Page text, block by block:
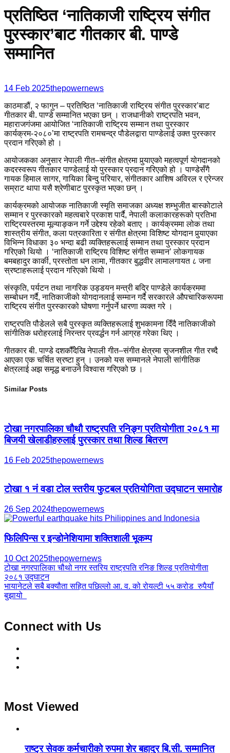
प्रतिष्ठित ‘नातिकाजी राष्ट्रिय संगीत
पुरस्कार’बाट गीतकार बी. पाण्डे
सम्मानित
14 Feb 2025thepowernews
काठमाडौं, २ फागुन – प्रतिष्ठित ‘नातिकाजी राष्ट्रिय संगीत पुरस्कार’बाट
गीतकार बी. पाण्डे सम्मानित भएका छन् । राजधानीको राष्ट्रपति भवन,
महाराजगंजमा आयोजित ‘नातिकाजी राष्ट्रिय सम्मान तथा पुरस्कार
कार्यक्रम-२०८०’मा राष्ट्रपति रामचन्द्र पौडेलद्वारा पाण्डेलाई उक्त पुरस्कार
प्रदान गरिएको हो ।
आयोजकका अनुसार नेपाली गीत–संगीत क्षेत्रमा पुर्‍याएको महत्वपूर्ण योगदानको
कदरस्वरूप गीतकार पाण्डेलाई यो पुरस्कार प्रदान गरिएको हो । पाण्डेसँगै
गायक हिमाल सागर, गायिका बिन्दु परियार, संगीतकार आशिष अविरल र एरेन्जर
सम्राट थापा यसै श्रेणीबाट पुरस्कृत भएका छन् ।
कार्यक्रमको आयोजक नातिकाजी स्मृति समाजका अध्यक्ष शम्भुजीत बास्कोटाले
सम्मान र पुरस्कारको महत्वबारे प्रकाश पार्दै, नेपाली कलाकारहरूको प्रतिभा
राष्ट्रियस्तरमा मूल्याङ्कन गर्ने उद्देश्य रहेको बताए । कार्यक्रममा लोक तथा
शास्त्रीय संगीत, कला पत्रकारिता र संगीत क्षेत्रमा विशिष्ट योगदान पुर्‍याएका
विभिन्न विधाका ३० भन्दा बढी व्यक्तिहरूलाई सम्मान तथा पुरस्कार प्रदान
गरिएको थियो । ‘नातिकाजी राष्ट्रिय विशिष्ट संगीत सम्मान’ लोकगायक
बमबहादुर कार्की, प्रस्तोता धन लामा, गीतकार बुद्धवीर लामालगायत ८ जना
स्रष्टाहरूलाई प्रदान गरिएको थियो ।
संस्कृति, पर्यटन तथा नागरिक उड्डयन मन्त्री बद्रि पाण्डेले कार्यक्रममा
सम्बोधन गर्दै, नातिकाजीको योगदानलाई सम्मान गर्दै सरकारले औपचारिकरूपमा
राष्ट्रिय संगीत पुरस्कारको घोषणा गर्नुपर्ने धारणा व्यक्त गरे ।
राष्ट्रपति पौडेलले सबै पुरस्कृत व्यक्तिहरूलाई शुभकामना दिँदै नातिकाजीको
सांगीतिक धरोहरलाई निरन्तर प्रवर्द्धन गर्न आग्रह गरेका थिए ।
गीतकार बी. पाण्डे दशकौँदेखि नेपाली गीत–संगीत क्षेत्रमा सृजनशील गीत रच्दै
आएका एक चर्चित स्रष्टा हुन् । उनको यस सम्मानले नेपाली सांगीतिक
क्षेत्रलाई अझ समृद्ध बनाउने विश्वास गरिएको छ ।
Similar Posts
टोखा नगरपालिका चौथौ राष्ट्रपति रनिङ्ग प्रतियोगीता २०८१ मा
बिजयी खेलाडीहरुलाई पुरस्कार तथा शिल्ड बितरण
16 Feb 2025thepowernews
टोखा १ नं वडा टोल स्तरीय फुटबल प्रतियोगिता उद्घाटन समारोह
26 Sep 2024thepowernews
फिलिपिन्स र इन्डोनेशियामा शक्तिशाली भूकम्प
10 Oct 2025thepowernews
Post
navigation
टोखा नगरपालिका चौथो नगर स्तरिय राष्ट्रपति रनिङ शिल्ड प्रतियोगीता
२०८१ उद्घाटन
भायानेटले सबै बक्यौता सहित पछिल्लो आ. व. को रोयल्टी ५५ करोड रुपैयाँ
बुझायो
Connect with Us
Most Viewed
राष्ट्र सेवक कर्मचारीको रुपमा शेर बहादुर बि.सी. सम्मानित